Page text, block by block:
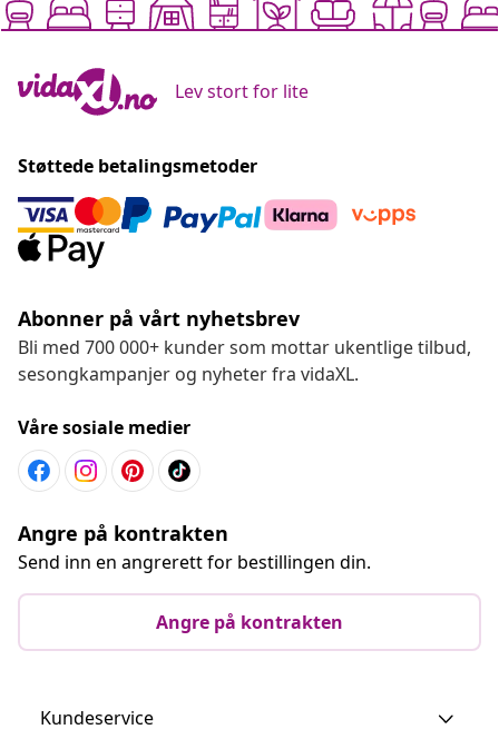
Lev stort for lite
Støttede betalingsmetoder
Abonner på vårt nyhetsbrev
Bli med 700 000+ kunder som mottar ukentlige tilbud,
sesongkampanjer og nyheter fra vidaXL.
Våre sosiale medier
Angre på kontrakten
Send inn en angrerett for bestillingen din.
Angre på kontrakten
Kundeservice